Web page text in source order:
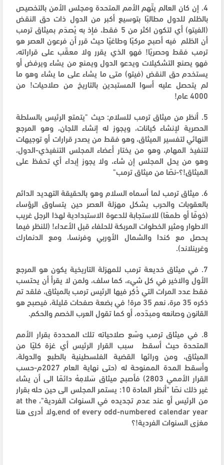
4. إن كان العالم يتّهم الأمم المتحدة ومجلس الأمن بالتخصيص
بالظلم للدول مطالبًا بتوسيع أكبر من الدول ذات حق النقض
(الفيتو) أي لتكون اكثر من 5 فقط، فإذ به يُصدَم بميثاق ترمب
أن الظلم فيه أصبح مركبًا وطاغيًا حيث قرر أن فرعون العصر هو
ترمب فقط وحصريًا! فهو الذي يقرر ولا معقّب على قراراته،
فهو يصنع التشكيلات ويدعو الدول ويمنع من يشاء ويرفض أو
يستخدم حق النقض (فيتو) متى ما يشاء على ما يشاء وهو ما
لم يتحصل عليه أسوا المستبدين بالتاريخ من صلاحيات! من
4000 عام!
5. أنظر من ميثاق ترمب للسلام: حيث "يتمتع الرئيس بالسلطة
الحصرية لإنشاء كيانات، ويجوز له إنشاء اللجان، وهو المرجع
النهائي لتفسير الميثاق، وهو فقط من يصدر قرارات أو توجيهات
لتنفيذ المهام، وهو من يختار أعضاء المجلس التنفيذي-الدول،
وهو من يحل المجلس إن شاء، ولا يجوز إبداء أي تحفظ على
الميثاق!؟-نصًا من ميثاق ترمب"
6. ميثاق ترمب لما أسماه السلام وهو بالحقيقة التهديد الدائم
بالعقوبات والحرب يشكل مهزلة العصر حين يتساوق الرؤساء
(خوفًا أو طمعًا) للاستجابة للدعوة الاستبدادية لهذا الرجل غريب
الاطوار ومثير الخطوات المربكة للحلفاء قبل الأعداء! (للنظر فيما
يحصل مع كندا والشمال الأوربي وفرنسا، ومع الدنمارك
وغرينلاند).
7. في ميثاق خديعة ترمب للمهزلة التاريخية يكون هو المرجع
الأول والاخير في كل شيء، كما سلف، ولمن لا يقرأ أن يحتسب
فقط عدد المرات التي ذُكِر فيها الرئيس ترمب بالميثاق، فلقد تم
ذكره 35 مرة، نعم 35 مرة! في بضعة صفحات قليلة، فيصبح هو
القانون وصانعه ومبدّده، أو كما تقول العرب الخصم والحكم.
8. في ميثاق ترمب وسّع صلاحياته تلك المحددة بقرار الأمم
المتحدة حيث أسقط سبب القرار الرئيس أي غزة كليًا من
الميثاق، ومن ورائها القضية الفلسطينية بالطبع والدولة،
وأسقط المدة الممنوحة له (حتى نهاية العام 2027م-حسب
القرار الأممي 2803) فأصبح ميثاق سَلامِهُ دائمًا الى أن يشاء
غير ذلك نصًا "أنظر المادة 10: يستمر المجلس الى حين حله بقرار
من الرئيس أو عند عدم تجديده في السنوات الفردية"، at the
end of every odd-numbered calendar year,ولا أدرى هنا
مغزى السنوات الفردية!؟